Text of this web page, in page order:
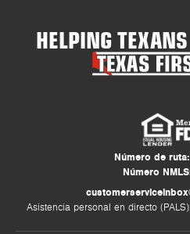
HELPING
Número de ruta:
Número
Asistencia personal en directo